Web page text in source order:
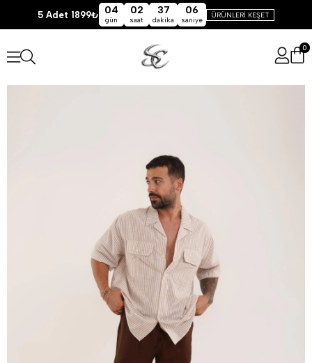
5 Adet 1899₺ 04
gün
02
saat
37
dakika
05
saniye
ÜRÜNLERİ KEŞET
0